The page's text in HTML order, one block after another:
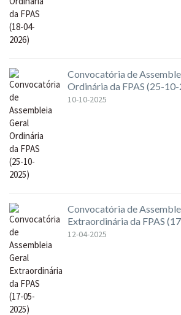
Convocatória de
Ordinária da FPAS (25-
10-10-2025
Convocatória de
Extraordinária da FPAS
12-04-2025